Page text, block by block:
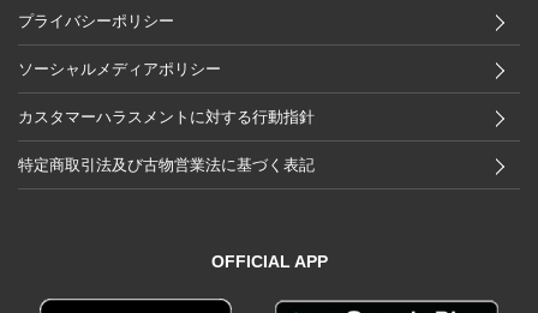
プライバシーポリシー
ソーシャルメディアポリシー
カスタマーハラスメントに対する行動指針
特定商取引法及び古物営業法に基づく表記
OFFICIAL APP